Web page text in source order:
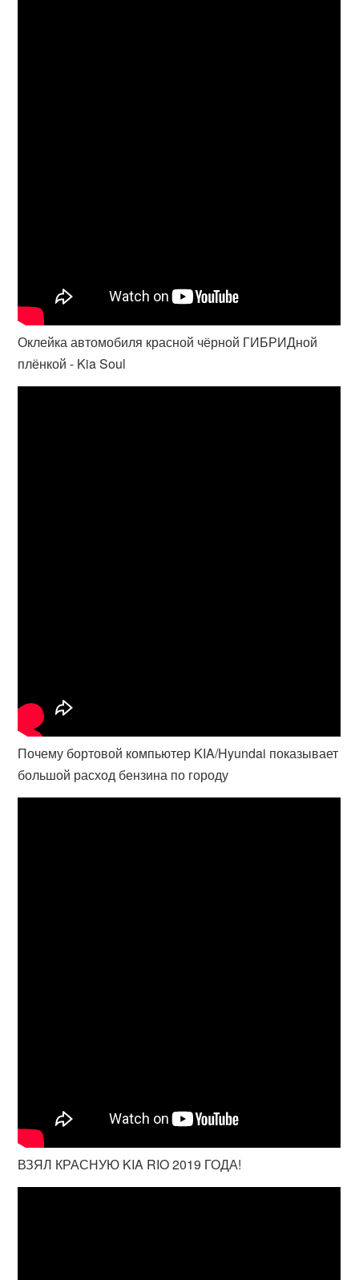
Оклейка автомобиля красной чёрной ГИБРИДной
плёнкой - Kia Soul
Почему бортовой компьютер KIA/Hyundai показывает
большой расход бензина по городу
ВЗЯЛ КРАСНУЮ KIA RIO 2019 ГОДА!